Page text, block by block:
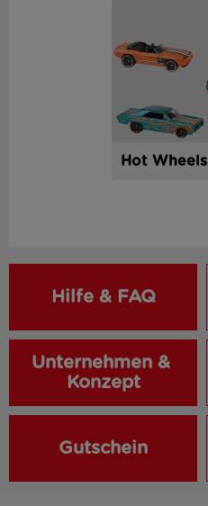
Hot Wheels
Hilfe & FAQ
Unternehmen &
Konzept
Gutschein